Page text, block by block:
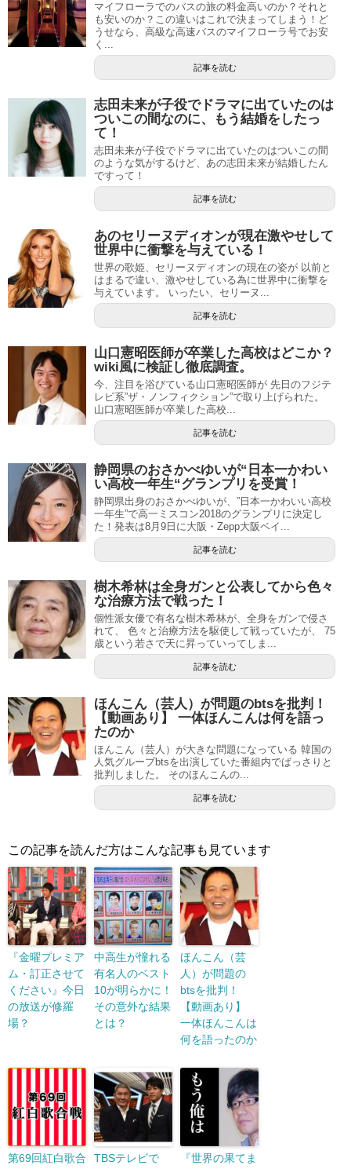
マイフローラでのバスの旅の料金高いのか？それと
も安いのか？この違いはこれで決まってしまう！ど
うせなら、高級な高速バスのマイフローラ号でお安
く...
記事を読む
志田未来が子役でドラマに出ていたのは
ついこの間なのに、もう結婚をしたっ
て！
志田未来が子役でドラマに出ていたのはついこの間
のような気がするけど、あの志田未来が結婚したん
ですって！
記事を読む
あのセリーヌディオンが現在激やせして
世界中に衝撃を与えている！
世界の歌姫、セリーヌディオンの現在の姿が 以前と
はまるで違い、激やせしている為に世界中に衝撃を
与えています。 いったい、セリーヌ...
記事を読む
山口憲昭医師が卒業した高校はどこか？
wiki風に検証し徹底調査。
今、注目を浴びている山口憲昭医師が 先日のフジテ
レビ系”ザ・ノンフィクション”で取り上げられた。
山口憲昭医師が卒業した高校...
記事を読む
静岡県のおさかべゆいが“日本一かわい
い高校一年生“グランプリを受賞！
静岡県出身のおさかべゆいが、”日本一かわいい高校
一年生”で高一ミスコン2018のグランプリに決定し
た！発表は8月9日に大阪・Zepp大阪ベイ...
記事を読む
樹木希林は全身ガンと公表してから色々
な治療方法で戦った！
個性派女優で有名な樹木希林が、全身をガンで侵さ
れて、 色々と治療方法を駆使して戦っていたが、 75
歳という若さで天に昇っていってしま...
記事を読む
ほんこん（芸人）が問題のbtsを批判！
【動画あり】 一体ほんこんは何を語っ
たのか
ほんこん（芸人）が大きな問題になっている 韓国の
人気グループbtsを出演していた番組内でばっさりと
批判しました。 そのほんこんの...
記事を読む
この記事を読んだ方はこんな記事も見ています
『金曜プレミア
ム・訂正させて
ください』今日
の放送が修羅
場？
中高生が憧れる
有名人のベスト
10が明らかに！
その意外な結果
とは？
ほんこん（芸
人）が問題の
btsを批判！
【動画あり】
一体ほんこんは
何を語ったのか
第69回紅白歌合
TBSテレビで
『世界の果てま